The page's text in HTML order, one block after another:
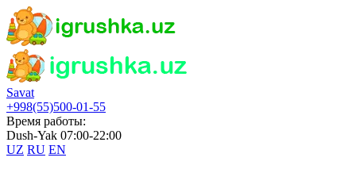
Savat
+998(55)500-01-55
Время работы:
Dush-Yak 07:00-22:00
UZ RU EN